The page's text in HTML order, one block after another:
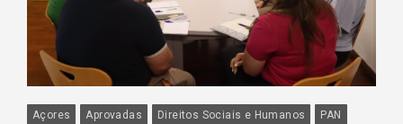
Açores Aprovadas Direitos Sociais e Humanos
PAN